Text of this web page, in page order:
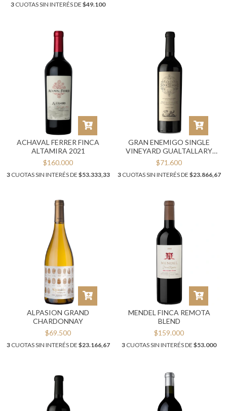
3 CUOTAS SIN INTERÉS DE $49.100
ACHAVAL FERRER FINCA
ALTAMIRA 2021
$160.000
3CUOTAS SIN INTERÉS DE $53.333,33
GRAN ENEMIGO SINGLE
VINEYARD GUALTALLARY
2022
$71.600
3CUOTAS SIN INTERÉS DE $23.866,67
ALPASION GRAND
CHARDONNAY
$69.500
3CUOTAS SIN INTERÉS DE $23.166,67
MENDEL FINCA REMOTA
BLEND
$159.000
3 CUOTAS SIN INTERÉS DE $53.000